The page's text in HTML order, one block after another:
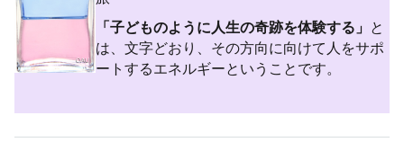
「子どものように人生の奇跡を体験する」 と
は、文字どおり、その方向に向けて人をサポ
ートするエネルギーということです。